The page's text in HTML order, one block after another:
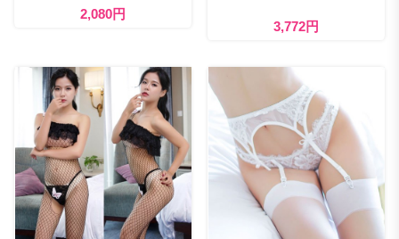
2,080円
3,772円